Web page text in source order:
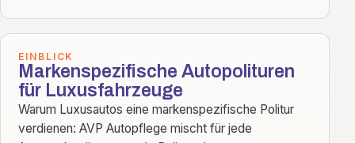
EINBLICK
Markenspezifische Autopolituren
für Luxusfahrzeuge
Warum Luxusautos eine markenspezifische Politur
verdienen: AVP Autopflege mischt für jede